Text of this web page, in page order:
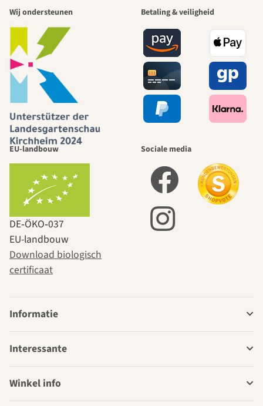
Wij ondersteunen Betaling & veiligheid
EU-landbouw
DE‑ÖKO‑037
EU-landbouw
Download biologisch
certificaat
Sociale media
Informatie
Interessante
Winkel info